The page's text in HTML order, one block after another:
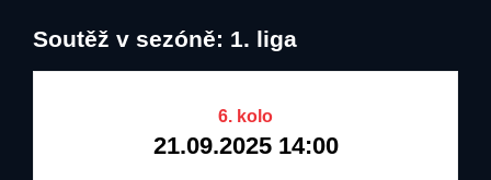
Soutěž v sezóně: 1. liga
6. kolo
21.09.2025 14:00